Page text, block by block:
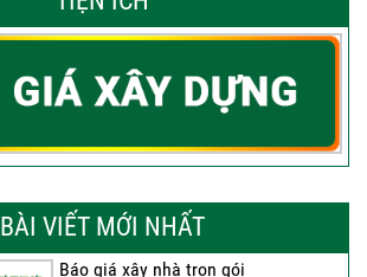
BÀI VIẾT MỚI NHẤT
Báo giá xây nhà trọn gói